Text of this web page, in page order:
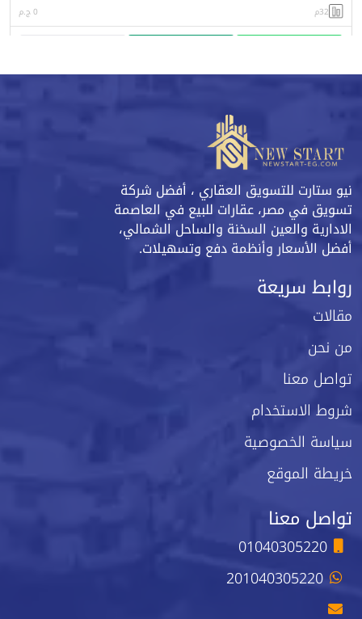
32م 0 ج.م
نيو ستارت للتسويق العقاري ، أفضل شركة
تسويق في مصر، عقارات للبيع في العاصمة
الادارية والعين السخنة والساحل الشمالي،
أفضل الأسعار وأنظمة دفع وتسهيلات.
روابط سريعة
مقالات
من نحن
تواصل معنا
شروط الاستخدام
سياسة الخصوصية
خريطة الموقع
تواصل معنا
01040305220
201040305220